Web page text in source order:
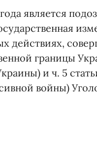
является
действиях,
границы
и ч. 5
войны)